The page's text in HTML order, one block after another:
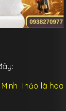
Thảo là hoa